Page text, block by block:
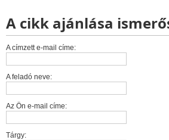
A cikk ajánlása
A címzett e-mail címe:
A feladó neve:
Az Ön e-mail címe:
Tárgy: